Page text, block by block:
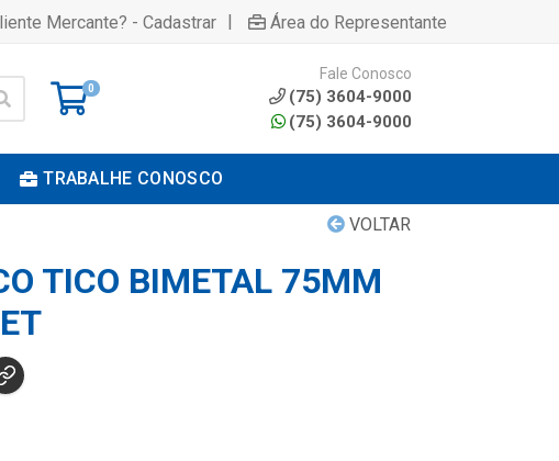
Mercante? - Cadastrar | Área do Representante
0
Fale Conosco
(75) 3604-9000
(75) 3604-9000
TRABALHE CONOSCO
VOLTAR
TICO BIMETAL 75MM